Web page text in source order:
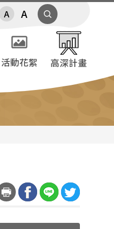
A A
活動花絮 高深計畫